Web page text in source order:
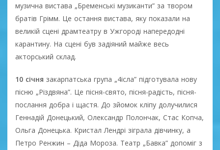
музична вистава „Бременські музиканти” за твором
братів Грімм. Це остання вистава, яку показали на
великій сцені драмтеатру в Ужгороді напередодні
карантину. На сцені був задіяний майже весь
акторський склад.
10 січня закарпатська група „4ісла” підготувала нову
пісню „Різдвяна”. Це пісня-свято, пісня-радість, пісня-
послання добра і щастя. До зйомок кліпу долучилися
Геннадій Донецький, Олександр Полончак, Стас Копча,
Ольга Донецька. Кристал Лендрі зіграла дівчинку, а
Петро Ренжин – Діда Мороза. Театр „Бавка” допоміг з